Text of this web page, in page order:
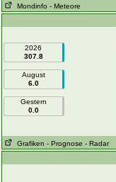
Mondinfo - Meteore
2026
307.8
August
6.0
Gestern
0.0
Grafiken - Prognose - Radar